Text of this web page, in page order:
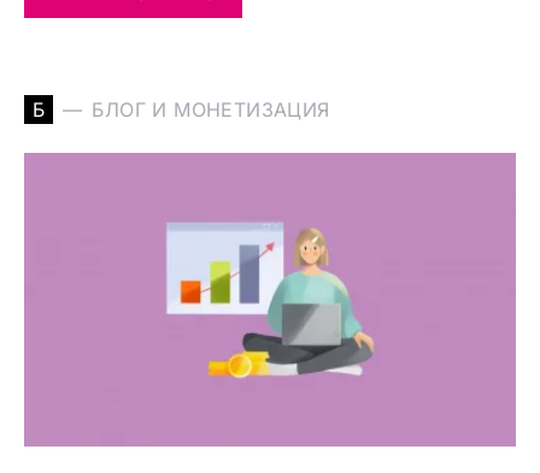
Б БЛОГ И МОНЕТИЗАЦИЯ